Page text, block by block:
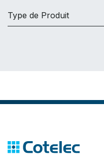
Type de Produit